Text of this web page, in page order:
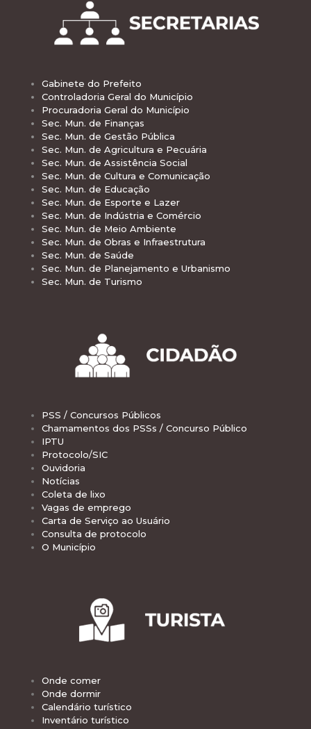
Gabinete do Prefeito
Controladoria Geral do Município
Procuradoria Geral do Município
Sec. Mun. de Finanças
Sec. Mun. de Gestão Pública
Sec. Mun. de Agricultura e Pecuária
Sec. Mun. de Assistência Social
Sec. Mun. de Cultura e Comunicação
Sec. Mun. de Educação
Sec. Mun. de Esporte e Lazer
Sec. Mun. de Indústria e Comércio
Sec. Mun. de Meio Ambiente
Sec. Mun. de Obras e Infraestrutura
Sec. Mun. de Saúde
Sec. Mun. de Planejamento e Urbanismo
Sec. Mun. de Turismo
PSS / Concursos Públicos
Chamamentos dos PSSs / Concurso Público
IPTU
Protocolo/SIC
Ouvidoria
Notícias
Coleta de lixo
Vagas de emprego
Carta de Serviço ao Usuário
Consulta de protocolo
O Município
Onde comer
Onde dormir
Calendário turístico
Inventário turístico